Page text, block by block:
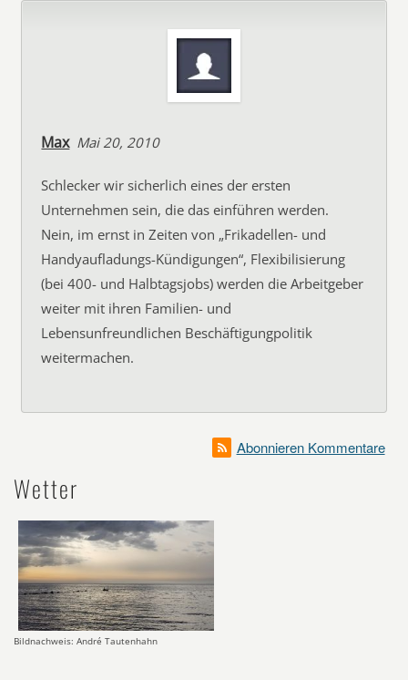
Max Mai 20, 2010
Schlecker wir sicherlich eines der ersten
Unternehmen sein, die das einführen werden.
Nein, im ernst in Zeiten von „Frikadellen- und
Handyaufladungs-Kündigungen“, Flexibilisierung
(bei 400- und Halbtagsjobs) werden die Arbeitgeber
weiter mit ihren Familien- und
Lebensunfreundlichen Beschäftigungpolitik
weitermachen.
Abonnieren Kommentare
Wetter
Bildnachweis: André Tautenhahn